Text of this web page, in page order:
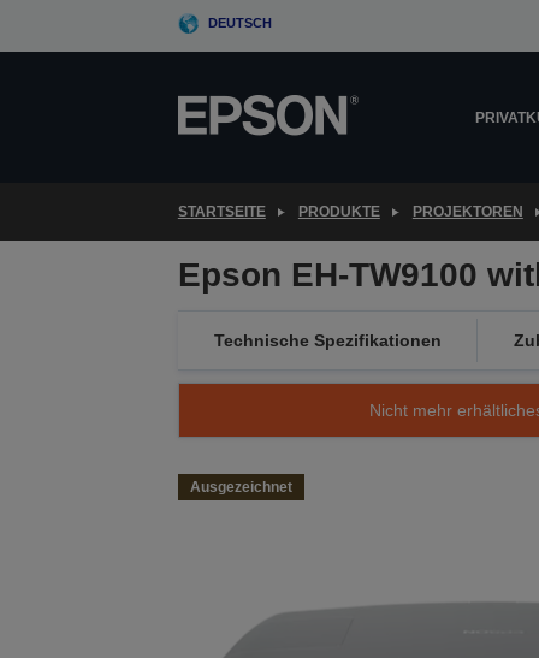
DEUTSCH
STARTSEITE PRODUKTE PROJEKTOREN
Epson EH-TW9100
Technische Spezifikationen
Nicht mehr
Ausgezeichnet